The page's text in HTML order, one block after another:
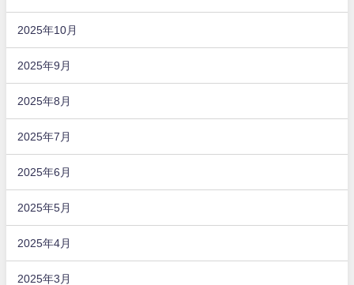
2025年10月
2025年9月
2025年8月
2025年7月
2025年6月
2025年5月
2025年4月
2025年3月